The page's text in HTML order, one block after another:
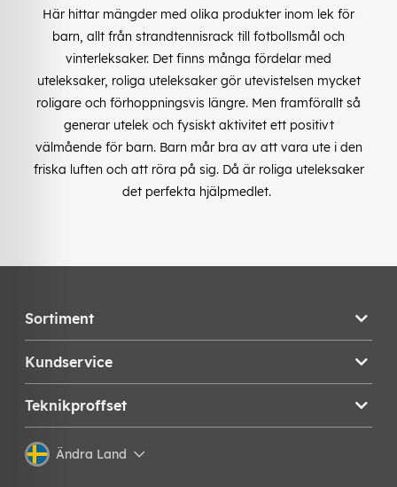
Här hittar mängder med olika produkter inom lek för
barn, allt från strandtennisrack till fotbollsmål och
vinterleksaker. Det finns många fördelar med
uteleksaker, roliga uteleksaker gör utevistelsen mycket
roligare och förhoppningsvis längre. Men framförallt så
generar utelek och fysiskt aktivitet ett positivt
välmående för barn. Barn mår bra av att vara ute i den
friska luften och att röra på sig. Då är roliga uteleksaker
det perfekta hjälpmedlet.
Sortiment
Kundservice
Teknikproffset
Ändra Land